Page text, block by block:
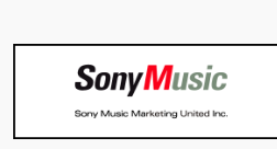
から街に戻ってきたよ
うなアーパンな雰囲気
は、時代感と新たな希
望を感じさせる。